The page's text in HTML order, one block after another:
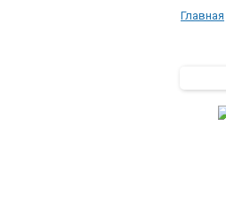
Главная